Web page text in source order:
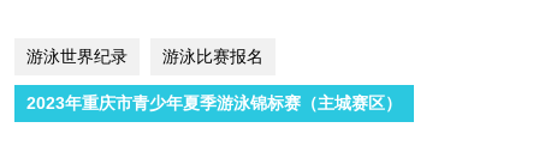
游泳世界纪录 游泳比赛报名
2023年重庆市青少年夏季游泳锦标赛（主城赛区）